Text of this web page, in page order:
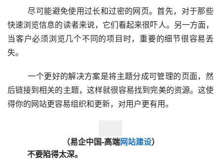
快速浏览信息的读者来说，它们看起来很吓人。另一方面，
当客户必须浏览几个不同的项目时，重要的细节很容易丢
失。
后链接到相关的主题，这样就很容易找到完美的资源。这使
得你的网站更容易组织和更新，对用户更有用。
（易企中国-高端网站建设）
不要陷得太深。